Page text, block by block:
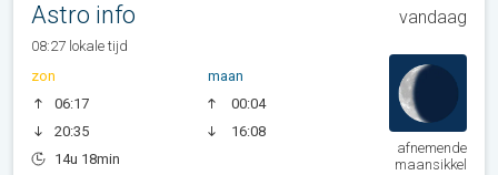
Astro info vandaag
08:27 lokale tijd
zon
06:17
20:35
14u 18min
maan
00:04
16:08
afnemende
maansikkel